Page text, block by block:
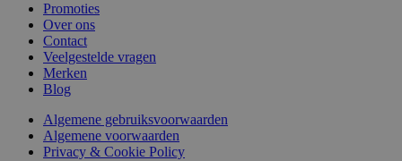
Promoties
Over ons
Contact
Veelgestelde vragen
Merken
Blog
Algemene gebruiksvoorwaarden
Algemene voorwaarden
Privacy & Cookie Policy